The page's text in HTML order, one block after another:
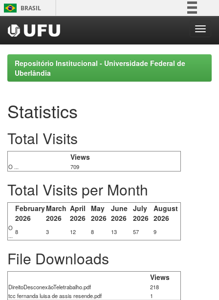
Skip
navigation
BRASIL
Participe
Acesso à informação
Legislação
Repositório Institucional - Universidade Federal de
Uberlândia
Statistics
Total Visits
Views
O ... 709
Total Visits per Month
February
2026
March
2026
April
2026
May
2026
June
2026
July
2026
August
2026
O
... 8 3 12 8 13 57 9
File Downloads
Views
DireitoDesconexãoTeletrabalho.pdf
218
tcc fernanda luisa de assis resende.pdf
1